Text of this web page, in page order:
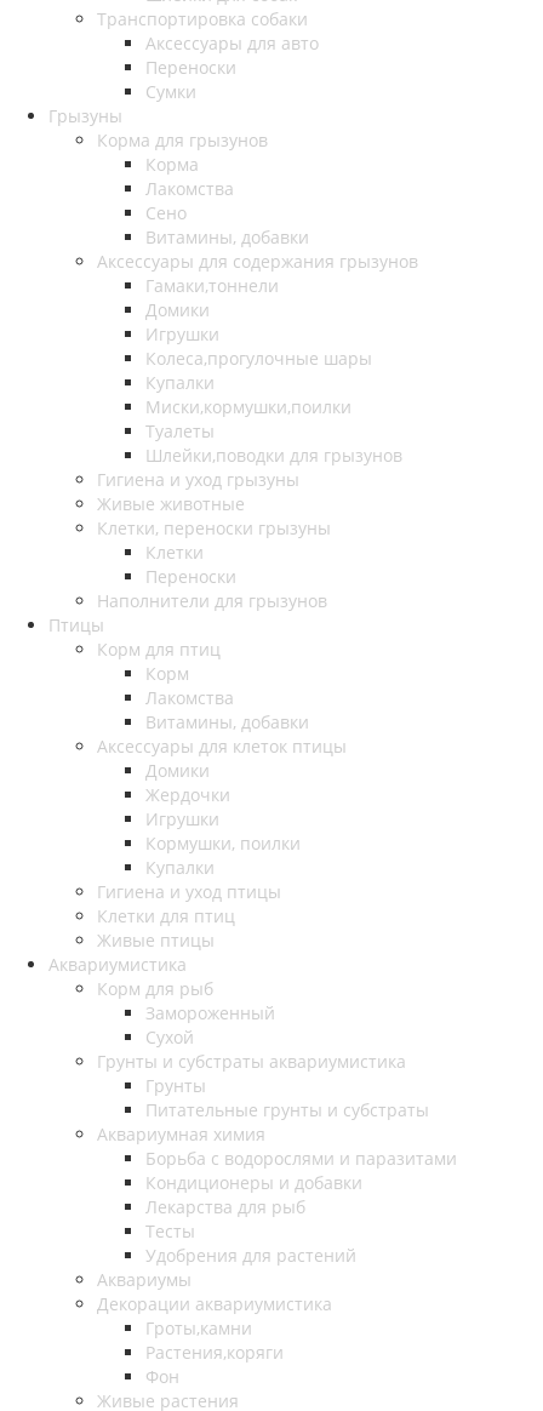
Транспортировка собаки
Аксессуары для авто
Переноски
Сумки
Грызуны
Корма для грызунов
Корма
Лакомства
Сено
Витамины, добавки
Аксессуары для содержания грызунов
Гамаки,тоннели
Домики
Игрушки
Колеса,прогулочные шары
Купалки
Миски,кормушки,поилки
Туалеты
Шлейки,поводки для грызунов
Гигиена и уход грызуны
Живые животные
Клетки, переноски грызуны
Клетки
Переноски
Наполнители для грызунов
Птицы
Корм для птиц
Корм
Лакомства
Витамины, добавки
Аксессуары для клеток птицы
Домики
Жердочки
Игрушки
Кормушки, поилки
Купалки
Гигиена и уход птицы
Клетки для птиц
Живые птицы
Аквариумистика
Корм для рыб
Замороженный
Сухой
Грунты и субстраты аквариумистика
Грунты
Питательные грунты и субстраты
Аквариумная химия
Борьба с водорослями и паразитами
Кондиционеры и добавки
Лекарства для рыб
Тесты
Удобрения для растений
Аквариумы
Декорации аквариумистика
Гроты,камни
Растения,коряги
Фон
Живые растения